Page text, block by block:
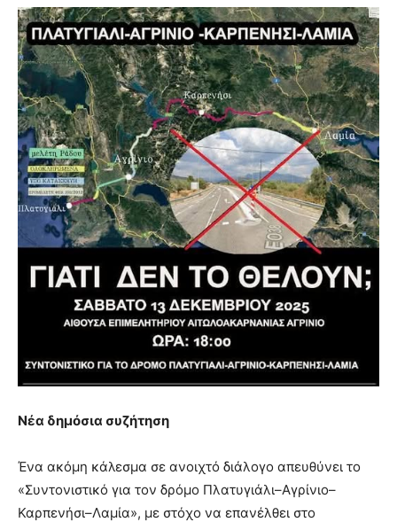
Νέα δημόσια συζήτηση
Ένα ακόμη κάλεσμα σε ανοιχτό διάλογο απευθύνει το
«Συντονιστικό για τον δρόμο Πλατυγιάλι–Αγρίνιο–
Καρπενήσι–Λαμία», με στόχο να επανέλθει στο